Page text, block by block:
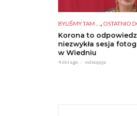
BYLIŚMY TAM ..., OSTATNIO
Korona to
niezwykła sesja
w Wiedniu
4 dni ago videopyja